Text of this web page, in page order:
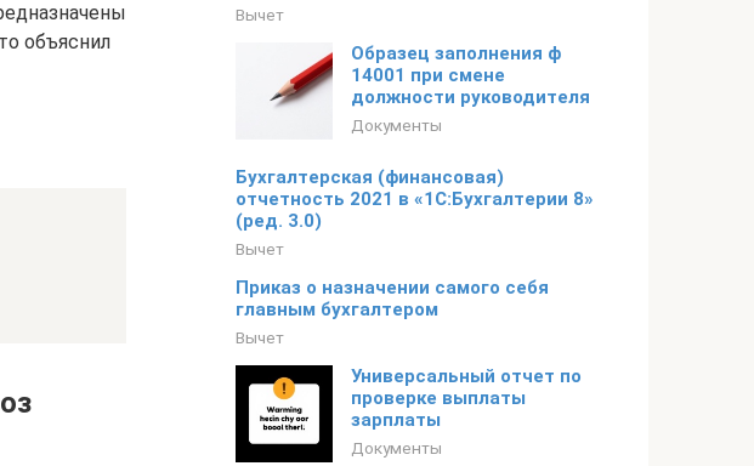
объяснил
Вычет
Образец заполнения ф
14001 при смене
должности руководителя
Документы
Бухгалтерская (финансовая)
отчетность 2021 в «1С:Бухгалтерии 8»
(ред. 3.0)
Вычет
Приказ о назначении самого себя
главным бухгалтером
Вычет
Универсальный отчет по
проверке выплаты
зарплаты
Документы